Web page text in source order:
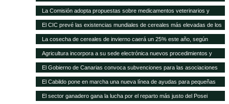
en 14 Mt
La Comisión adopta propuestas sobre medicamentos veterinarios y
piensos medicamentosos
El CIC prevé las existencias mundiales de cereales más elevadas de los
15 años
La cosecha de cereales de invierno caerá un 25% este año, según
Agricultura
Agricultura incorpora a su sede electrónica nuevos procedimientos y
servicios on line
El Gobierno de Canarias convoca subvenciones para las asociaciones
agrarias
El Cabildo pone en marcha una nueva línea de ayudas para pequeñas
queserías con 100.000 euros
El sector ganadero gana la lucha por el reparto más justo del Posei